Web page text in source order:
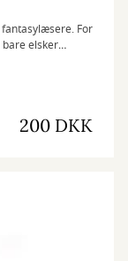
For
elsker
200 DKK